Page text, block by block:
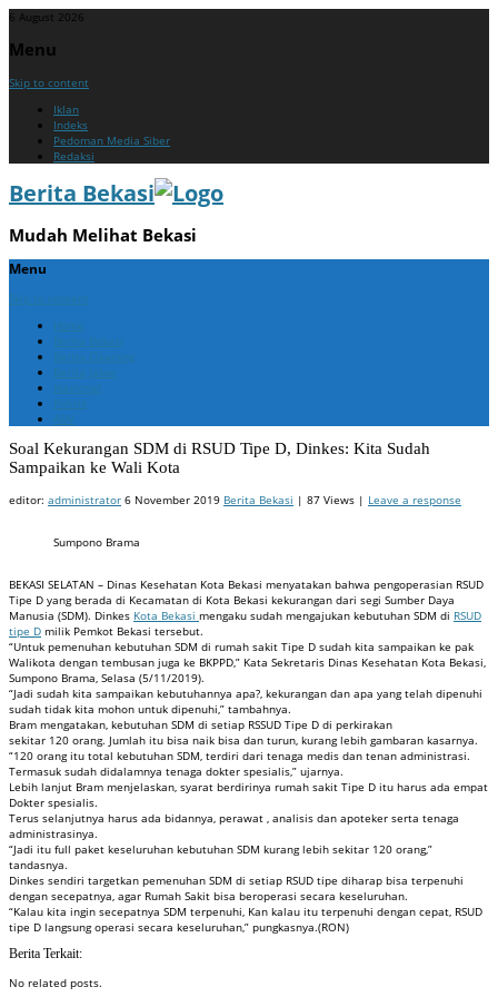
6 August 2026
Menu
Skip to content
Iklan
Indeks
Pedoman Media Siber
Redaksi
Berita Bekasi
Mudah Melihat Bekasi
Menu
Skip to content
Home
Berita Bekasi
Berita Cikarang
Berita Jabar
Nasional
Politik
ADV
Soal Kekurangan SDM di RSUD Tipe D, Dinkes: Kita Sudah
Sampaikan ke Wali Kota
editor: administrator 6 November 2019 Berita Bekasi | 87 Views | Leave a response
Sumpono Brama
BEKASI SELATAN – Dinas Kesehatan Kota Bekasi menyatakan bahwa pengoperasian RSUD
Tipe D yang berada di Kecamatan di Kota Bekasi kekurangan dari segi Sumber Daya
Manusia (SDM). Dinkes Kota Bekasi mengaku sudah mengajukan kebutuhan SDM di RSUD
tipe D milik Pemkot Bekasi tersebut.
“Untuk pemenuhan kebutuhan SDM di rumah sakit Tipe D sudah kita sampaikan ke pak
Walikota dengan tembusan juga ke BKPPD,” Kata Sekretaris Dinas Kesehatan Kota Bekasi,
Sumpono Brama, Selasa (5/11/2019).
“Jadi sudah kita sampaikan kebutuhannya apa?, kekurangan dan apa yang telah dipenuhi
sudah tidak kita mohon untuk dipenuhi,” tambahnya.
Bram mengatakan, kebutuhan SDM di setiap RSSUD Tipe D di perkirakan
sekitar 120 orang. Jumlah itu bisa naik bisa dan turun, kurang lebih gambaran kasarnya.
“120 orang itu total kebutuhan SDM, terdiri dari tenaga medis dan tenan administrasi.
Termasuk sudah didalamnya tenaga dokter spesialis,” ujarnya.
Lebih lanjut Bram menjelaskan, syarat berdirinya rumah sakit Tipe D itu harus ada empat
Dokter spesialis.
Terus selanjutnya harus ada bidannya, perawat , analisis dan apoteker serta tenaga
administrasinya.
“Jadi itu full paket keseluruhan kebutuhan SDM kurang lebih sekitar 120 orang,”
tandasnya.
Dinkes sendiri targetkan pemenuhan SDM di setiap RSUD tipe diharap bisa terpenuhi
dengan secepatnya, agar Rumah Sakit bisa beroperasi secara keseluruhan.
“Kalau kita ingin secepatnya SDM terpenuhi, Kan kalau itu terpenuhi dengan cepat, RSUD
tipe D langsung operasi secara keseluruhan,” pungkasnya.(RON)
Berita Terkait:
No related posts.